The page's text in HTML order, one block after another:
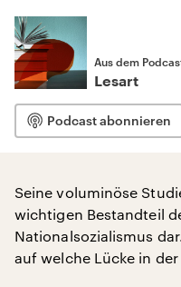
Aus dem
Lesart
Podcast abonnieren
Seine voluminöse
wichtigen Bestandteil
Nationalsozialismus
auf welche Lücke in